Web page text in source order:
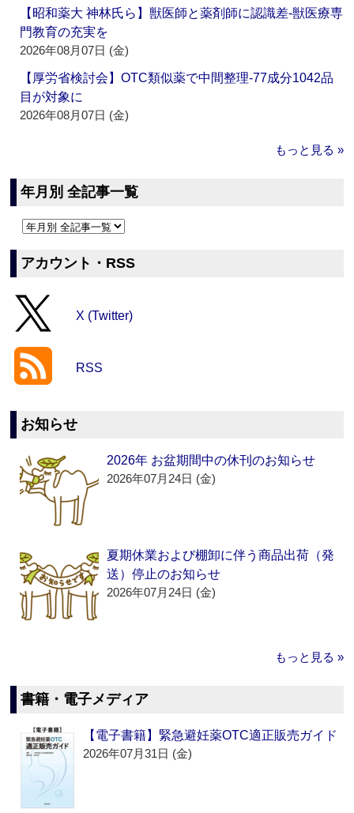
【昭和薬大 神林氏ら】獣医師と薬剤師に認識差‐獣医療専
門教育の充実を
2026年08月07日 (金)
【厚労省検討会】OTC類似薬で中間整理‐77成分1042品
目が対象に
2026年08月07日 (金)
もっと見る »
年月別 全記事一覧
アカウント・RSS
X (Twitter)
RSS
お知らせ
2026年 お盆期間中の休刊のお知らせ
2026年07月24日 (金)
夏期休業および棚卸に伴う商品出荷（発
送）停止のお知らせ
2026年07月24日 (金)
もっと見る »
書籍・電子メディア
【電子書籍】緊急避妊薬OTC適正販売ガイド
2026年07月31日 (金)